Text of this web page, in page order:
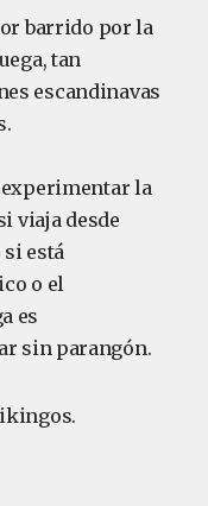
barrido por la
tan
escandinavas
experimentar la
viaja desde
si está
o el
es
sin parangón.